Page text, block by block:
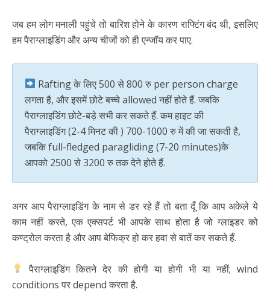
जब हम लोग मनाली पहुंचे तो बारिश होने के कारण राफ्टिंग बंद थी, इसलिए
हम पैराग्लाइडिंग और अन्य चीजों को ही एन्जॉय कर पाए.
Rafting के लिए 500 से 800 रु per person charge
लगता है, और इसमें छोटे बच्चे allowed नहीं होते हैं. जबकि
पैराग्लाइडिंग छोटे-बड़े सभी कर सकते हैं. कम हाइट की
पैराग्लाइडिंग (2-4 मिनट की ) 700-1000 रु में की जा सकती है,
जबकि full-fledged paragliding (7-20 minutes)के
आपको 2500 से 3200 रु तक देने होते हैं.
अगर आप पैराग्लाइडिंग के नाम से डर रहे हैं तो बता दूँ कि आप अकेले ये
काम नहीं करते, एक एक्सपर्ट भी आपके साथ होता है जो ग्लाइडर को
कण्ट्रोल करता है और आप बेफिक्र हो कर हवा से बातें कर सकते हैं.
पैराग्लाइडिंग कितने देर की होगी या होगी भी या नहीं; wind
conditions पर depend करता है.